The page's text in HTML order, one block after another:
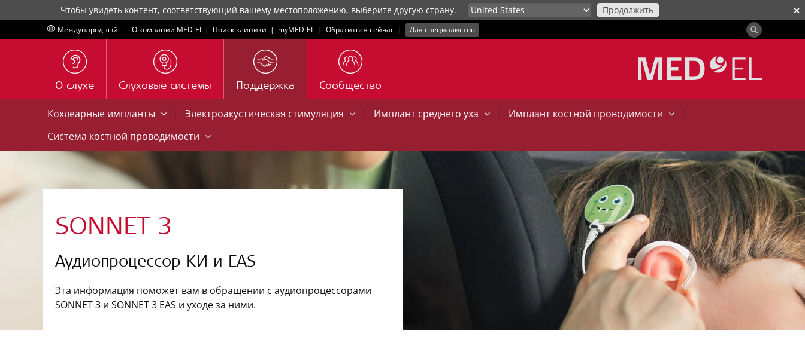
✕
Чтобы увидеть контент, соответствующий вашему местоположению, выберите другую страну. Продолжить
Международный О компании MED-EL | Поиск клиники | myMED‑EL | Обратиться сейчас | Для специалистов
О слухе Слуховые системы Поддержка Сообщество
Кохлеарные импланты | Электроакустическая стимуляция | Имплант среднего уха | Имплант костной проводимости
|
Система костной проводимости
SONNET 3
Аудиопроцессор КИ и EAS
Эта информация поможет вам в обращении с аудиопроцессорами
SONNET 3 и SONNET 3 EAS и уходе за ними.